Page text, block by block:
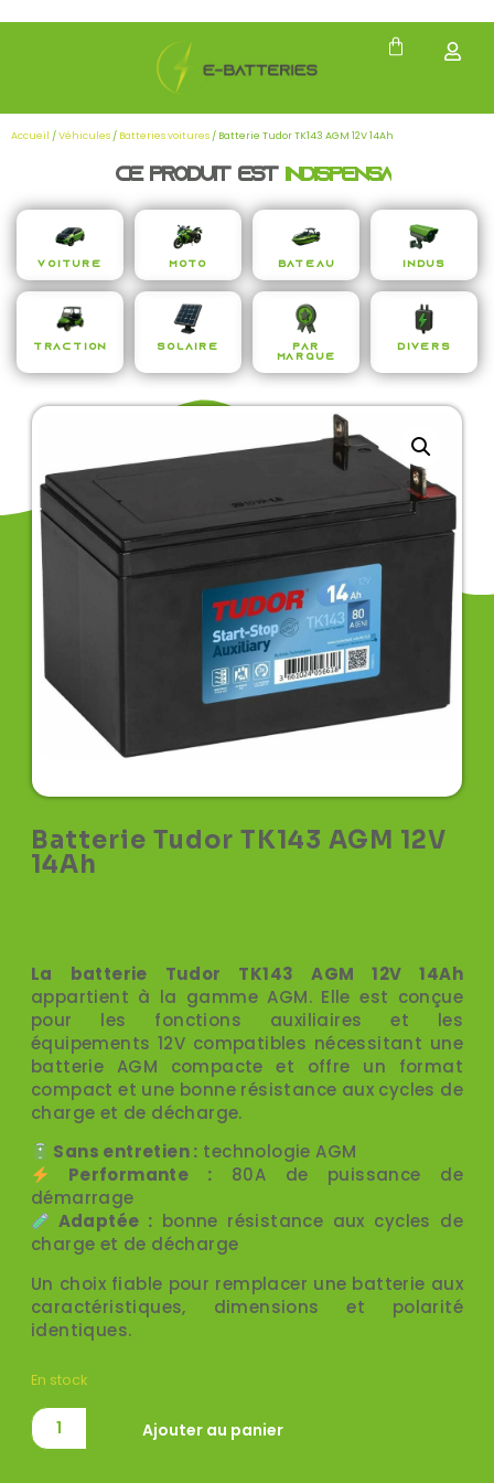
Accueil /Véhicules / Batteries voitures / Batterie Tudor TK143 AGM 12V 14Ah
Ce produit estin dispensabl
Voiture Moto Bateau Indus
Traction Solaire
Par
Marque
Divers
Batterie Tudor TK143 AGM 12V
14Ah
La batterie Tudor TK143 AGM 12V 14Ah
appartient à la gamme AGM. Elle est conçue
pour les fonctions auxiliaires et les
équipements 12V compatibles nécessitant une
batterie AGM compacte et offre un format
compact et une bonne résistance aux cycles de
charge et de décharge.
Sans entretien : technologie AGM
Performante : 80A de puissance de
démarrage
Adaptée : bonne résistance aux cycles de
charge et de décharge
Un choix fiable pour remplacer une batterie aux
caractéristiques, dimensions et polarité
identiques.
En stock
Ajouter au panier